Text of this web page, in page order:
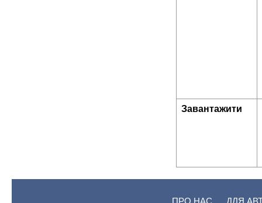
Завантажити
ПРО НАС ДЛЯ